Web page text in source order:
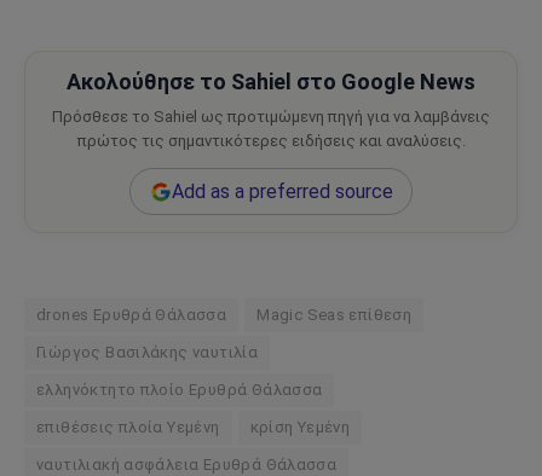
Ακολούθησε το Sahiel στο Google News
Πρόσθεσε το Sahiel ως προτιμώμενη πηγή για να λαμβάνεις
πρώτος τις σημαντικότερες ειδήσεις και αναλύσεις.
Add as a preferred source
drones Ερυθρά Θάλασσα Magic Seas επίθεση
Γιώργος Βασιλάκης ναυτιλία
ελληνόκτητο πλοίο Ερυθρά Θάλασσα
επιθέσεις πλοία Υεμένη κρίση Υεμένη
ναυτιλιακή ασφάλεια Ερυθρά Θάλασσα